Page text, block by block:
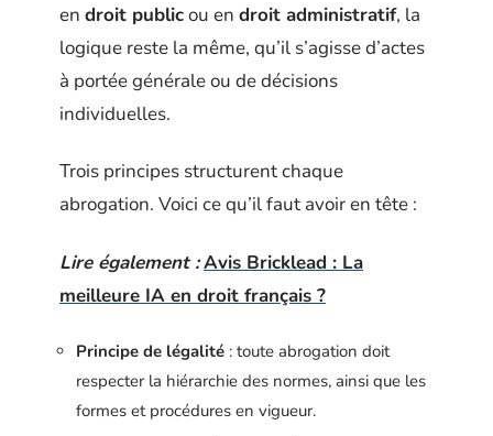
en droit publicou en droit administratif, la
logique reste la même, qu’il s’agisse d’actes
à portée générale ou de décisions
individuelles.
Trois principes structurent chaque
abrogation. Voici ce qu’il faut avoir en tête :
Lire également :Avis Bricklead : La
meilleure IA en droit français ?
Principe de légalité : toute abrogation doit
respecter la hiérarchie des normes, ainsi que les
formes et procédures en vigueur.